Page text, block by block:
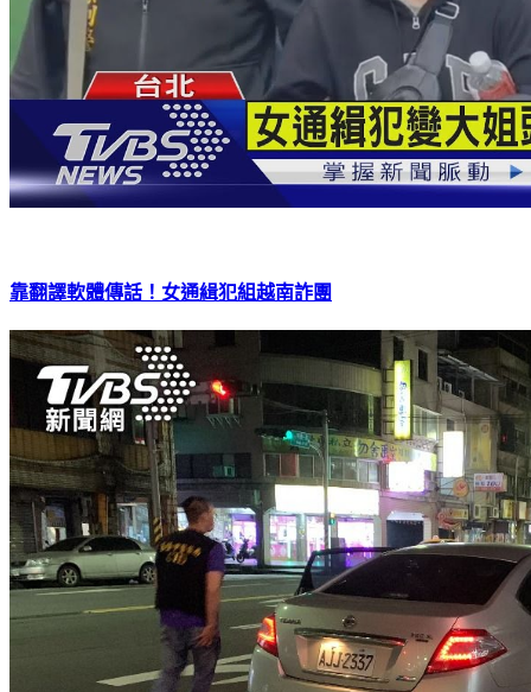
靠翻譯軟體傳話！女通緝犯組越南詐團